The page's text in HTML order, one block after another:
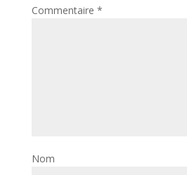
Commentaire *
Nom